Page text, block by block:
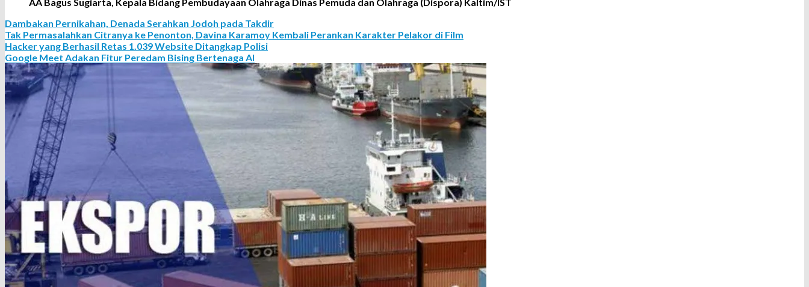
Dambakan Pernikahan, Denada Serahkan Jodoh pada Takdir
Tak Permasalahkan Citranya ke Penonton, Davina Karamoy Kembali Perankan Karakter Pelakor di Film
Hacker yang Berhasil Retas 1.039 Website Ditangkap Polisi
Google Meet Adakan Fitur Peredam Bising Bertenaga AI